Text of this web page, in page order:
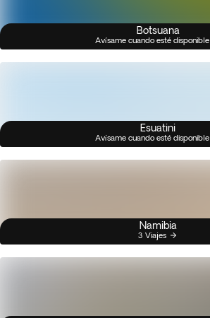
Botsuana
Avísame cuando esté disponible
Esuatini
Avísame cuando esté disponible
Namibia
3 Viajes